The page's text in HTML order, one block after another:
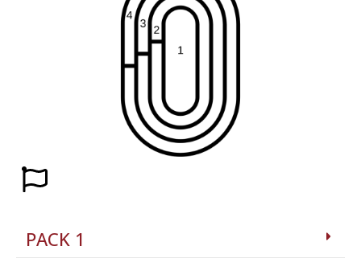
PACK 1